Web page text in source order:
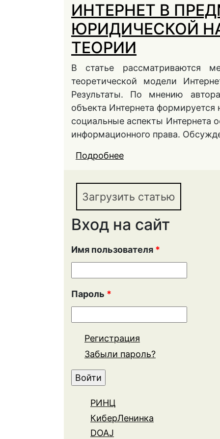
российского рынка
ИНТЕРНЕТ В
ЮРИДИЧЕСКОЙ
ТЕОРИИ
В статье рассматриваются
теоретической модели
Результаты. По мнению
объекта Интернета формируется
социальные аспекты Интернета
информационного права.
Подробнее
Загрузить статью
Вход на сайт
Имя пользователя *
Пароль *
Регистрация
Забыли пароль?
РИНЦ
КиберЛенинка
DOAJ